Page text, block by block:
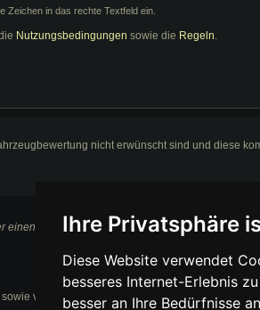
Ihre Privatsphäre
Diese Website verwendet
besseres Internet-Erlebnis
besser an Ihre Bedürfnisse
Zeichen in das rechte Textfeld ein.
Nutzungsbedingungen sowie die Regeln
nicht erwünscht sind und diese
solchen Link ein Einkauf zustande, werden
verlinkter Internetseiten.